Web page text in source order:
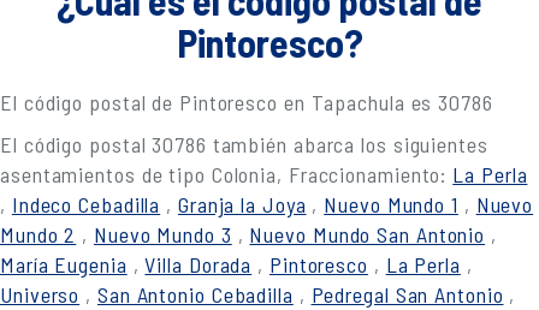
Pintoresco?
El código postal de Pintoresco en Tapachula es 30786
El código postal 30786 también abarca los siguientes
asentamientos de tipo Colonia, Fraccionamiento: La Perla
, Indeco Cebadilla , Granja la Joya , Nuevo Mundo 1 , Nuevo
Mundo 2 , Nuevo Mundo 3 , Nuevo Mundo San Antonio ,
María Eugenia ,Villa Dorada , Pintoresco , La Perla ,
Universo , San Antonio Cebadilla , Pedregal San Antonio ,